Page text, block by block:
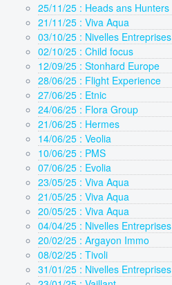
25/11/25 : Heads ans Hunters
21/11/25 : Viva Aqua
03/10/25 : Nivelles Entreprises
02/10/25 : Child focus
12/09/25 : Stonhard Europe
28/06/25 : Flight Experience
27/06/25 : Etnic
24/06/25 : Flora Group
21/06/25 : Hermes
14/06/25 : Veolia
10/06/25 : PMS
07/06/25 : Evolia
23/05/25 : Viva Aqua
21/05/25 : Viva Aqua
20/05/25 : Viva Aqua
04/04/25 : Nivelles Entreprises
20/02/25 : Argayon Immo
08/02/25 : Tivoli
31/01/25 : Nivelles Entreprises